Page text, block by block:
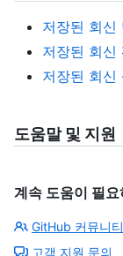
저장된 회신
저장된 회신
저장된 회신
도움말 및 지원
계속 도움이 필
GitHub 커뮤니
고객 지원 문의